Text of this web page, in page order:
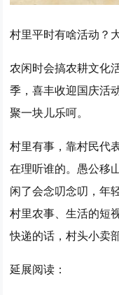
村里平时有啥活动？
农闲时会搞农耕文化
季，喜丰收迎国庆活
聚一块儿乐呵。
村里有事，靠村民代
在理听谁的。愚公移
闲了会念叨念叨，年
村里农事、生活的短
快递的话，村头小卖
延展阅读：